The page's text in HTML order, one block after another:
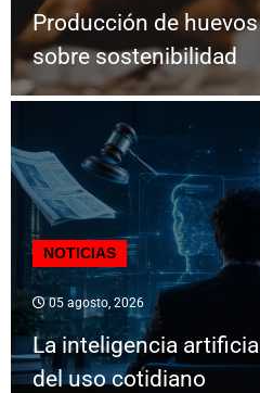
Producción de
sobre sostenibilidad
NOTICIAS
05 agosto, 2026
La inteligencia
del uso cotidiano